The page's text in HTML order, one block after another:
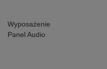
Wyposażenie
Panel Audio